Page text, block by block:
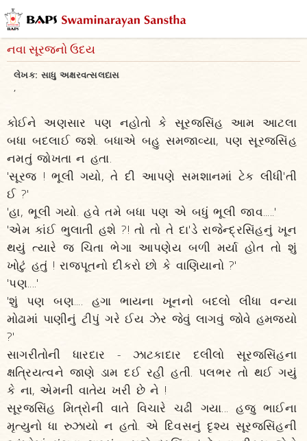
નવા સૂરજનો ઉદય
લેખક: સાધુ અક્ષરવત્સલદાસ
,
કોઈને અણસાર પણ નહોતો કે સૂરજસિંહ આમ આટલા
બધા બદલાઈ જશે. બધાએ બહુ સમજાવ્યા, પણ સૂરજસિંહ
નમતું જોખતા ન હતા.
'સૂરજ ! ભૂલી ગયો, તે દી આપણે સમશાનમાં ટેક લીધી'તી
ઈ ?'
'હા, ભૂલી ગયો. હવે તમે બધા પણ એ બધું ભૂલી જાવ.....'
'એમ કાંઈ ભુલાતી હશે ?! તો તો તે દા'ડે રાજેન્દ્રસિંહનું ખૂન
થયું ત્યારે જ ચિતા ભેગા આપણેય બળી મર્યા હોત તો શું
ખોટું હતું ! રાજપૂતનો દીકરો છો કે વાણિયાનો ?'
'પણ....'
'શું પણ બણ.... હગા ભાયના ખૂનનો બદલો લીધા વન્યા
મોઢામાં પાણીનું ટીપું ગરે ઈય ઝેર જેવું લાગવું જોવે હમજયો
?'
સાગરીતોની ધારદાર - ઝાટકાદાર દલીલો સૂરજસિંહના
ક્ષત્રિયત્વને જાણે ડામ દઈ રહી હતી. પલભર તો થઈ ગયું
કે ના, એમની વાતેય ખરી છે ને !
સૂરજસિંહ મિત્રોની વાતે વિચારે ચઢી ગયા... હજુ ભાઈના
મૃત્યુનો ધા રુઝાયો ન હતો. એ દિવસનું દૃશ્ય સૂરજસિંહની